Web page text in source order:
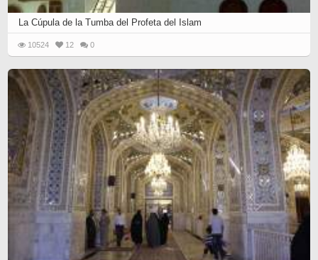
La Cúpula de la Tumba del Profeta del Islam
10524 12 0